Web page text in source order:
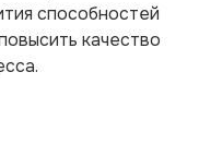
способностей
качество